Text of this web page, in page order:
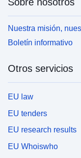
Nuestra misión,
Boletín informativo
Otros servicios
EU law
EU tenders
EU research results
EU Whoiswho